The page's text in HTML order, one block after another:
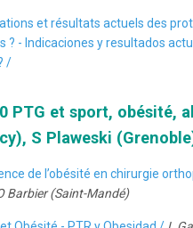
et résultats actuels des
? - Indicaciones y resultados
/
PTG et sport, obésité,
S Plaweski
de l’obésité en chirurgie
Barbier (Saint-Mandé)